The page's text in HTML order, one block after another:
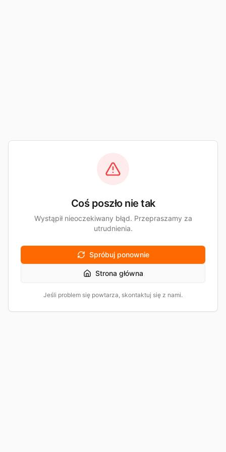
Coś poszło nie tak
Wystąpił nieoczekiwany błąd. Przepraszamy za
utrudnienia.
Spróbuj ponownie
Strona główna
Jeśli problem się powtarza, skontaktuj się z nami.